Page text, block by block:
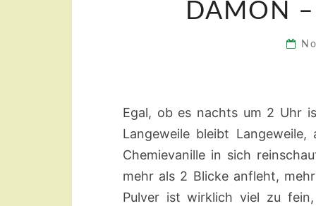
DÄMON
Egal, ob es nachts um 2 Uhr
Langeweile bleibt
Chemievanille in sich
mehr als 2 Blicke anfleht,
Pulver ist wirklich viel zu